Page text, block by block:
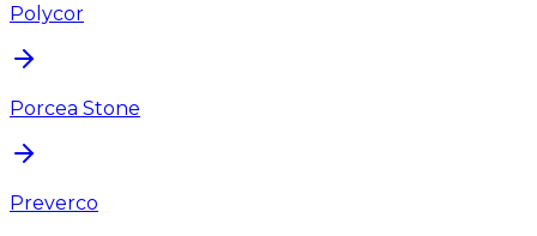
Polycor
Porcea Stone
Preverco